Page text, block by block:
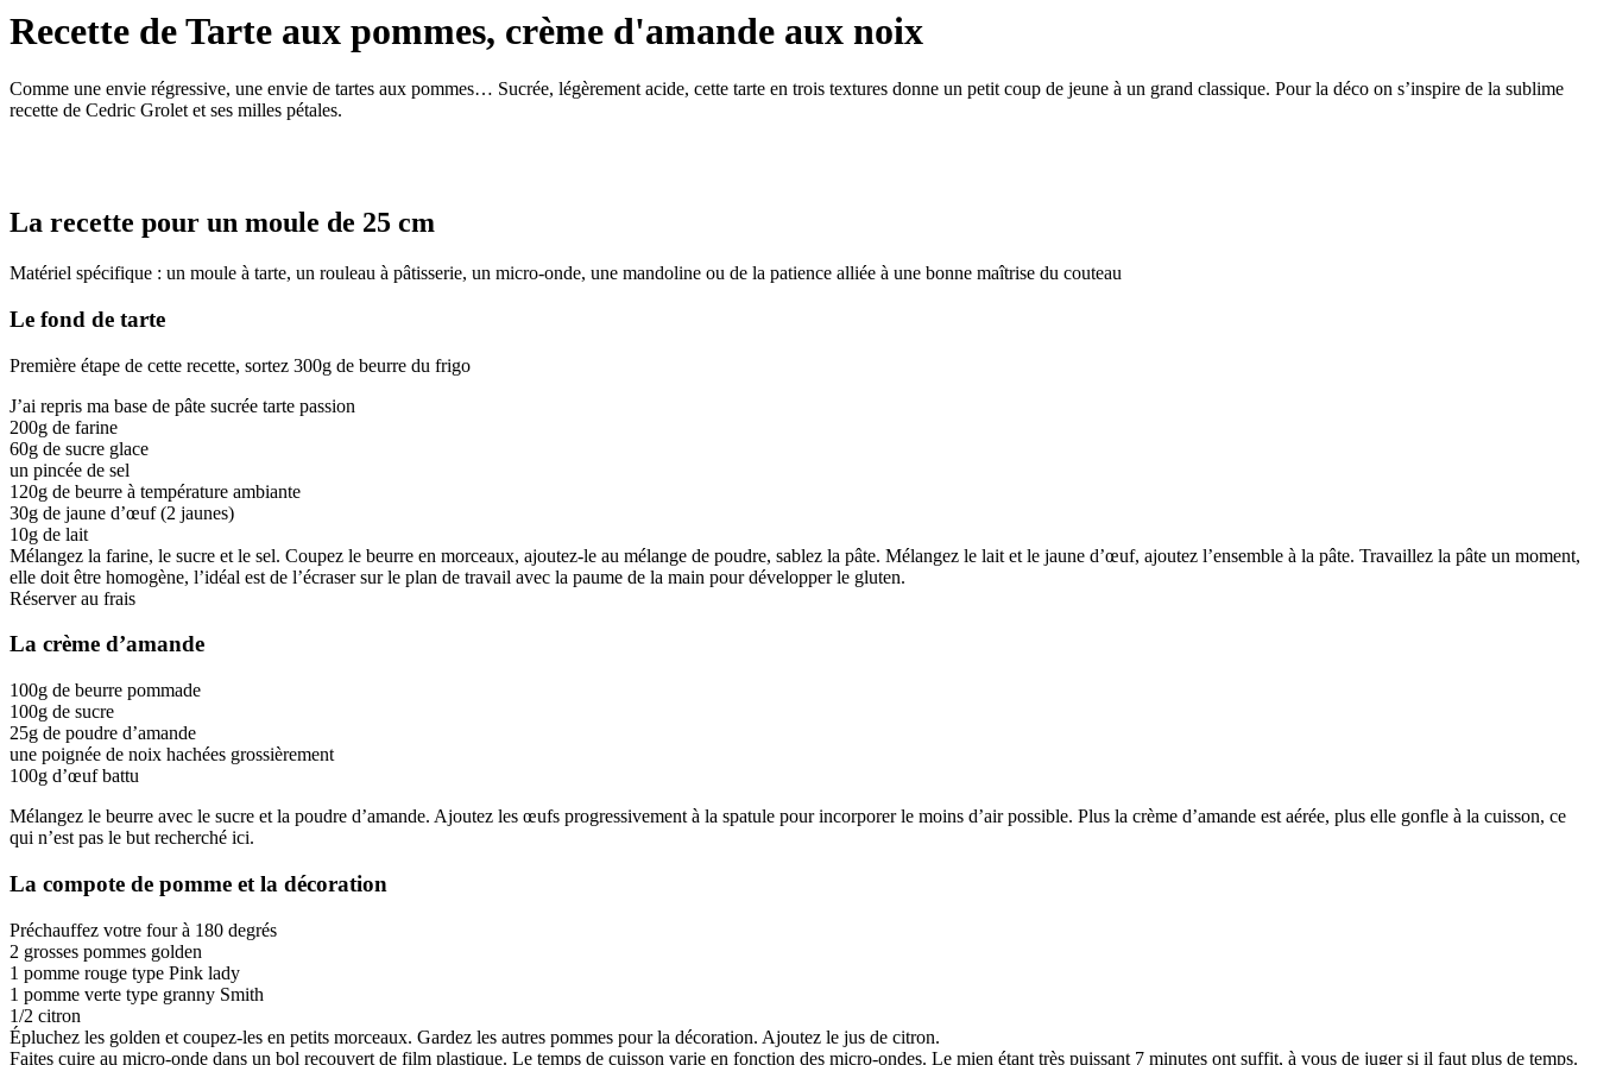
Recette de Tarte aux pommes, crème d'amande aux noix
Comme une envie régressive, une envie de tartes aux pommes… Sucrée, légèrement acide, cette tarte en trois textures donne un petit coup de jeune à un grand classique. Pour la déco on s’inspire de la sublime
recette de Cedric Grolet et ses milles pétales.
La recette pour un moule de 25 cm
Matériel spécifique : un moule à tarte, un rouleau à pâtisserie, un micro-onde, une mandoline ou de la patience alliée à une bonne maîtrise du couteau
Le fond de tarte
Première étape de cette recette, sortez 300g de beurre du frigo
J’ai repris ma base de pâte sucrée tarte passion
200g de farine
60g de sucre glace
un pincée de sel
120g de beurre à température ambiante
30g de jaune d’œuf (2 jaunes)
10g de lait
Mélangez la farine, le sucre et le sel. Coupez le beurre en morceaux, ajoutez-le au mélange de poudre, sablez la pâte. Mélangez le lait et le jaune d’œuf, ajoutez l’ensemble à la pâte. Travaillez la pâte un moment,
elle doit être homogène, l’idéal est de l’écraser sur le plan de travail avec la paume de la main pour développer le gluten.
Réserver au frais
La crème d’amande
100g de beurre pommade
100g de sucre
25g de poudre d’amande
une poignée de noix hachées grossièrement
100g d’œuf battu
Mélangez le beurre avec le sucre et la poudre d’amande. Ajoutez les œufs progressivement à la spatule pour incorporer le moins d’air possible. Plus la crème d’amande est aérée, plus elle gonfle à la cuisson, ce
qui n’est pas le but recherché ici.
La compote de pomme et la décoration
Préchauffez votre four à 180 degrés
2 grosses pommes golden
1 pomme rouge type Pink lady
1 pomme verte type granny Smith
1/2 citron
Épluchez les golden et coupez-les en petits morceaux. Gardez les autres pommes pour la décoration. Ajoutez le jus de citron.
Faites cuire au micro-onde dans un bol recouvert de film plastique. Le temps de cuisson varie en fonction des micro-ondes. Le mien étant très puissant 7 minutes ont suffit, à vous de juger si il faut plus de temps.